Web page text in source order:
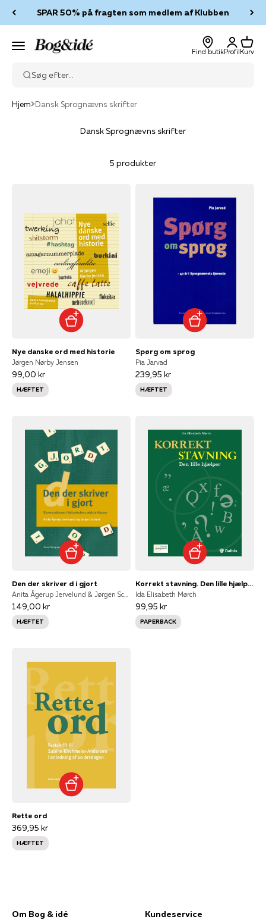
SPAR 50% på fragten som medlem af Klubben
Menu Bog & idé
Find butik
Log ind
Profil
Kurv
Kurv
Søg efter...
Hjem Dansk Sprognævns skrifter
Dansk Sprognævns skrifter
5 produkter
Nye danske ord med historie
Jørgen Nørby Jensen
99,00 kr
HÆFTET
Spørg om sprog
Pia Jarvad
239,95 kr
HÆFTET
Den der skriver d i gjort
149,00 kr
HÆFTET
Korrekt stavning. Den lille hjælper
Ida Elisabeth Mørch
99,95 kr
PAPERBACK
Rette ord
369,95 kr
HÆFTET
Om Bog & idé Kundeservice